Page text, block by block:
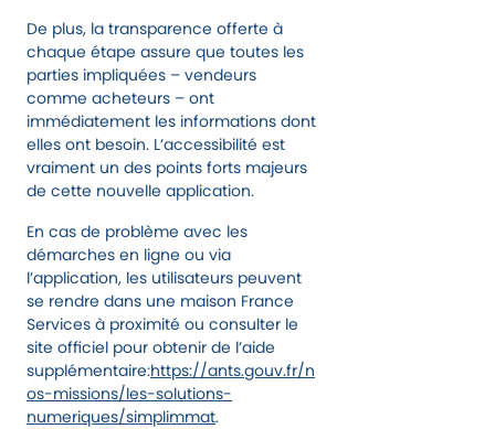
De plus, la transparence offerte à
chaque étape assure que toutes les
parties impliquées – vendeurs
comme acheteurs – ont
immédiatement les informations dont
elles ont besoin. L’accessibilité est
vraiment un des points forts majeurs
de cette nouvelle application.
En cas de problème avec les
démarches en ligne ou via
l’application, les utilisateurs peuvent
se rendre dans une maison France
Services à proximité ou consulter le
site officiel pour obtenir de l’aide
supplémentaire:https://ants.gouv.fr/n
os-missions/les-solutions-
numeriques/simplimmat.